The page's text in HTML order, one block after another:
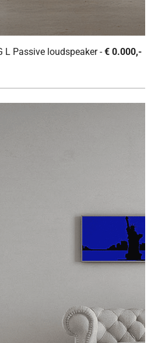
L Passive loudspeaker -€ 0.000,-